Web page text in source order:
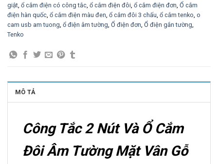
giật, ổ cắm điện có công tắc, ổ cắm điện đôi, ổ cắm điện đơn, Ổ cắm
điện hàn quốc, ổ cắm điện màu đen, ổ cắm đôi 3 chấu, ổ cắm tenko, o
cam usb am tuong, ổ điện âm tường, Ổ điện đơn, Ổ điện gắn tường,
Tenko
MÔ TẢ
Công Tắc 2 Nút Và Ổ Cắm
Đôi Âm Tường Mặt Vân Gỗ